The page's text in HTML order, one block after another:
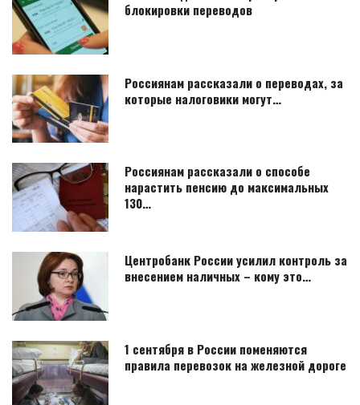
блокировки переводов
Россиянам рассказали о переводах, за
которые налоговики могут…
Россиянам рассказали о способе
нарастить пенсию до максимальных
130…
Центробанк России усилил контроль за
внесением наличных – кому это…
1 сентября в России поменяются
правила перевозок на железной дороге